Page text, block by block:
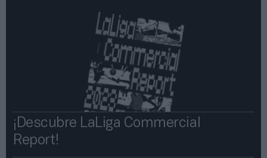
¡Descubre LaLiga Commercial
Report!​​